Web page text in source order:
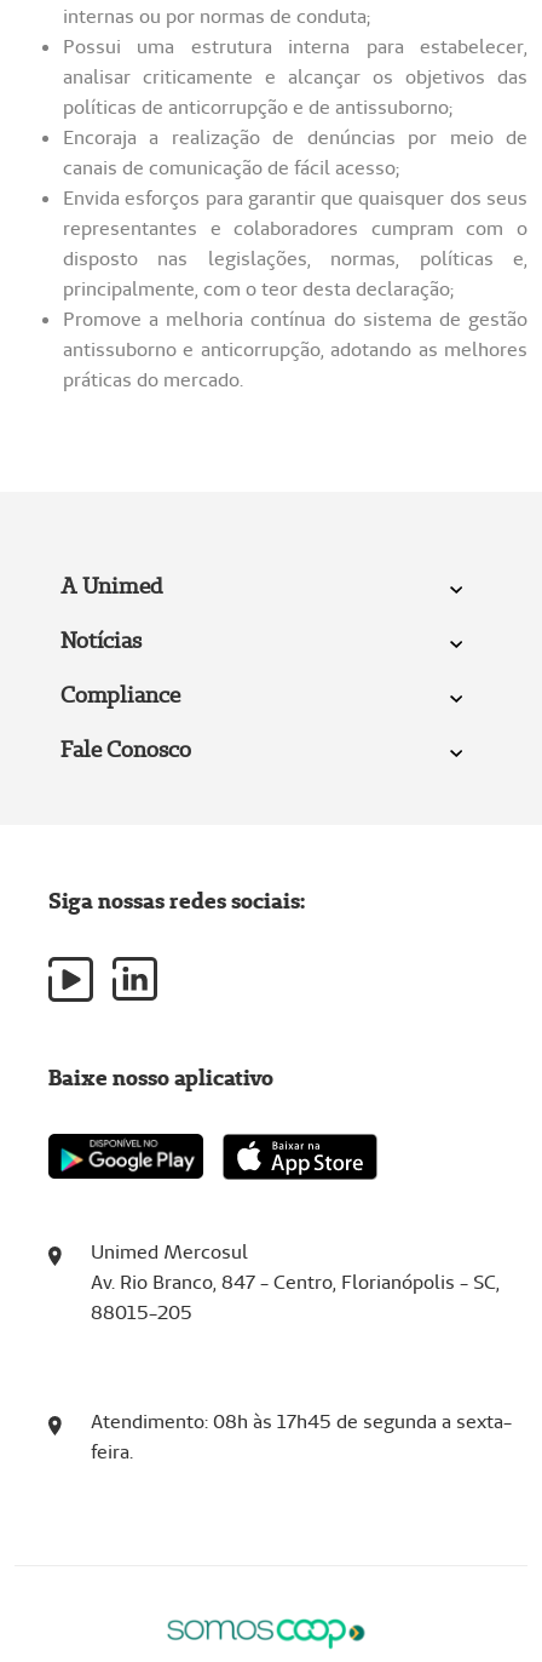
internas ou por normas de conduta;
Possui uma estrutura interna para estabelecer,
analisar criticamente e alcançar os objetivos das
políticas de anticorrupção e de antissuborno;
Encoraja a realização de denúncias por meio de
canais de comunicação de fácil acesso;
Envida esforços para garantir que quaisquer dos seus
representantes e colaboradores cumpram com o
disposto nas legislações, normas, políticas e,
principalmente, com o teor desta declaração;
Promove a melhoria contínua do sistema de gestão
antissuborno e anticorrupção, adotando as melhores
práticas do mercado.
A Unimed
Notícias
Compliance
Fale Conosco
Unimed Mercosul
Av. Rio Branco, 847 - Centro, Florianópolis - SC,
88015-205
Atendimento: 08h às 17h45 de segunda a sexta-
feira.
Siga nossas redes sociais:
Baixe nosso aplicativo